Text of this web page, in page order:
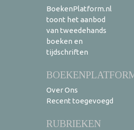
BoekenPlatform.nl
toont het aanbod
van tweedehands
boeken en
tijdschriften
Over Ons
Recent toegevoegd
RUBRIEKEN